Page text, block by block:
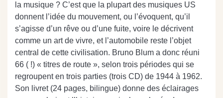
la musique ? C’est que la plupart des musiques US
donnent l’idée du mouvement, ou l’évoquent, qu’il
s’agisse d’un rêve ou d’une fuite, voire le décrivent
comme un art de vivre, et l’automobile reste l’objet
central de cette civilisation. Bruno Blum a donc réuni
66 ( !) « titres de route », selon trois périodes qui se
regroupent en trois parties (trois CD) de 1944 à 1962.
Son livret (24 pages, bilingue) donne des éclairages